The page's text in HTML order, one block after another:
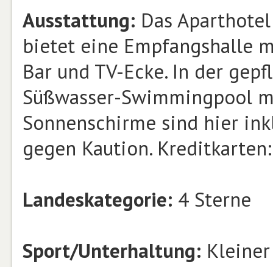
Ausstattung: Das
bietet eine Empfangshalle
Bar und TV-Ecke. In der
Süßwasser-Swimmingpool
Sonnenschirme sind hier
gegen Kaution.
Landeskategorie: 4 Sterne
Sport/Unterhaltung: